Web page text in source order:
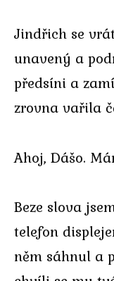
Jindřich se
unavený a
předsíni a
zrovna vařila
Ahoj, Dášo.
Beze slova
telefon
něm sáhnul a